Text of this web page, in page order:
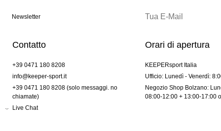
Newsletter
Contatto
+39 0471 180 8208
info@keeper-sport.it
+39 0471 180 8208 (solo messaggi. no
chiamate)
Live Chat
Orari di apertura
KEEPERsport Italia
Ufficio: Lunedì - Venerdì:
Negozio Shop Bolzano:
08:00-12:00 + 13:00-17:00